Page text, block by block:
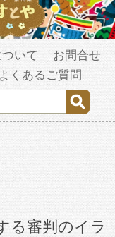
いて
お問合せ
よくあるご質問
る審判のイラ